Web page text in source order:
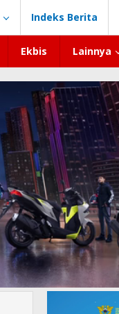
Indeks Berita
Ekbis Lainnya